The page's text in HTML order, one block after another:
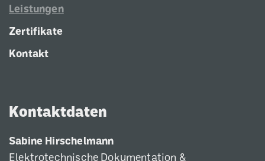
Leistungen
Zertifikate
Kontakt
Kontaktdaten
Sabine Hirschelmann
Elektrotechnische Dokumentation &